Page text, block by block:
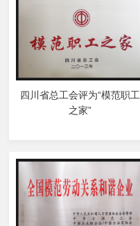
四川省总工会评为“模范职工
之家”